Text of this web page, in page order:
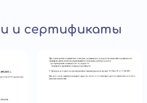
и сертификаты